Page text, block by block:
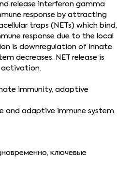
release interferon gamma
response by attracting
traps (NETs) which bind,
response due to the local
is downregulation of innate
decreases. NET release is
activation.
immunity, adaptive
and adaptive immune system.
ключевые